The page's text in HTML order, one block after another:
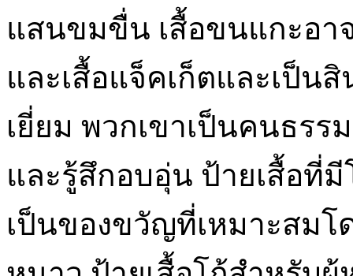
แสนขมขื่น เสื้อขนแกะอา
และเสื้อแจ็คเก็ตและเป็น
เยี่ยม พวกเขาเป็นคนธร
และรู้สึกอบอุ่น ป้ายเสื้อที่
เป็นของขวัญที่เหมาะสมโ